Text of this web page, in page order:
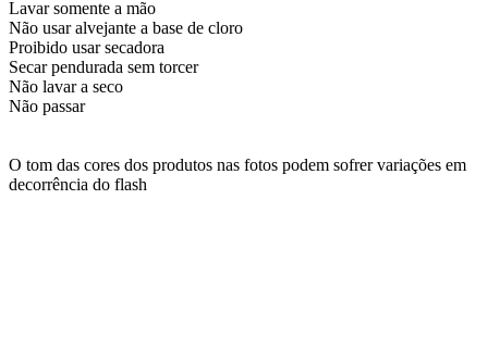
Lavar somente a mão
Não usar alvejante a base de cloro
Proibido usar secadora
Secar pendurada sem torcer
Não lavar a seco
Não passar
O tom das cores dos produtos nas fotos podem sofrer variações em
decorrência do flash